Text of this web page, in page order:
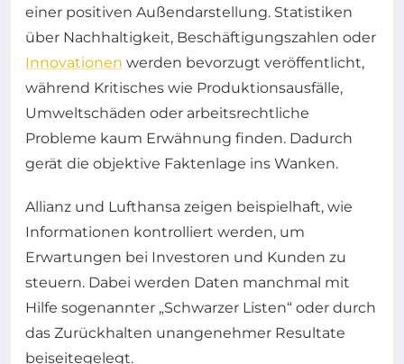
einer positiven Außendarstellung. Statistiken
über Nachhaltigkeit, Beschäftigungszahlen oder
Innovationen werden bevorzugt veröffentlicht,
während Kritisches wie Produktionsausfälle,
Umweltschäden oder arbeitsrechtliche
Probleme kaum Erwähnung finden. Dadurch
gerät die objektive Faktenlage ins Wanken.
Allianz und Lufthansa zeigen beispielhaft, wie
Informationen kontrolliert werden, um
Erwartungen bei Investoren und Kunden zu
steuern. Dabei werden Daten manchmal mit
Hilfe sogenannter „Schwarzer Listen“ oder durch
das Zurückhalten unangenehmer Resultate
beiseitegelegt.